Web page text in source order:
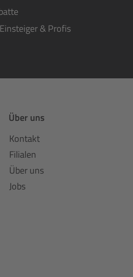
& Profis
Über uns
Kontakt
Filialen
Über uns
Jobs